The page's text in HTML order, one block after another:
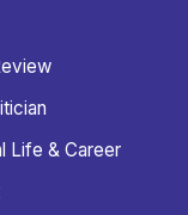
Life & Career